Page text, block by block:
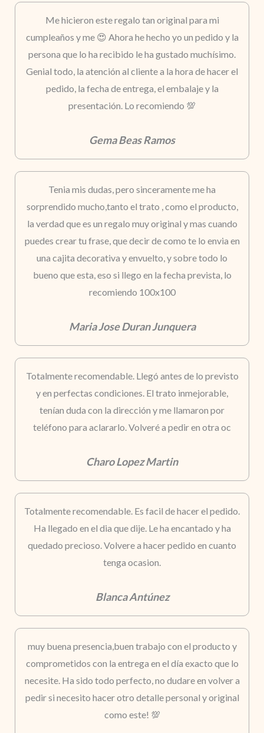
Me hicieron este regalo tan original para mi
cumpleaños y me 😍 Ahora he hecho yo un pedido y la
persona que lo ha recibido le ha gustado muchísimo.
Genial todo, la atención al cliente a la hora de hacer el
pedido, la fecha de entrega, el embalaje y la
presentación. Lo recomiendo 💯
Gema Beas Ramos
Tenia mis dudas, pero sinceramente me ha
sorprendido mucho,tanto el trato , como el producto,
la verdad que es un regalo muy original y mas cuando
puedes crear tu frase, que decir de como te lo envia en
una cajita decorativa y envuelto, y sobre todo lo
bueno que esta, eso si llego en la fecha prevista, lo
recomiendo 100x100
Maria Jose Duran Junquera
Totalmente recomendable. Llegó antes de lo previsto
y en perfectas condiciones. El trato inmejorable,
tenían duda con la dirección y me llamaron por
teléfono para aclararlo. Volveré a pedir en otra oc
Charo Lopez Martin
Totalmente recomendable. Es facil de hacer el pedido.
Ha llegado en el dia que dije. Le ha encantado y ha
quedado precioso. Volvere a hacer pedido en cuanto
tenga ocasion.
Blanca Antúnez
muy buena presencia,buen trabajo con el producto y
comprometidos con la entrega en el día exacto que lo
necesite. Ha sido todo perfecto, no dudare en volver a
pedir si necesito hacer otro detalle personal y original
como este! 💯